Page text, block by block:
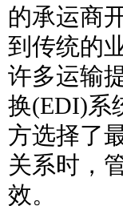
的承运商
到传统的
许多运输
换(EDI)系
方选择了
关系时，
效。